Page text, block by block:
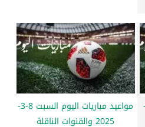
الأحد 9-3-
مواعيد مباريات اليوم السبت 8-3-
2025 والقنوات الناقلة